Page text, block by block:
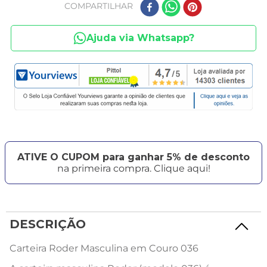
COMPARTILHAR
Ajuda via Whatsapp?
ATIVE O CUPOM para ganhar 5% de desconto
na primeira compra. Clique aqui!
DESCRIÇÃO
Carteira Roder Masculina em Couro 036